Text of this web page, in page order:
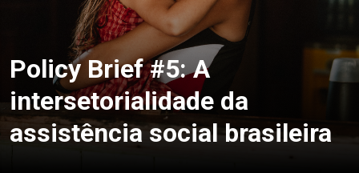
Policy Brief #5: A
intersetorialidade da
assistência social brasileira